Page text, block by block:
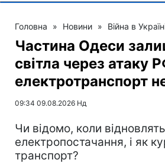
Головна » Новини » Війна в
Частина Одеси
світла через атаку
електротранспорт
09:34 09.08.2026 Нд
Чи відомо, коли відновлять
електропостачання, і як
транспорт?